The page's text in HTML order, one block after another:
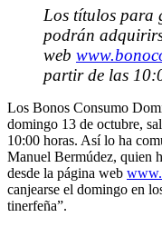
Los títulos para
podrán
web
partir de las
Los Bonos Consumo
domingo 13 de octubre,
10:00 horas. Así lo ha
Manuel Bermúdez, quien
desde la página web
canjearse el domingo en
tinerfeña”.